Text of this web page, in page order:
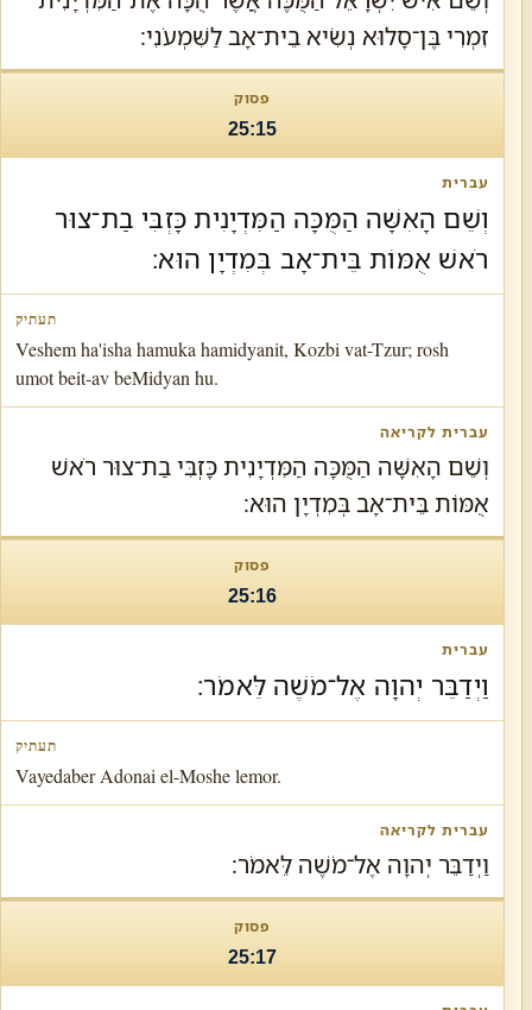
זִמְרִי בֶּן־סָלוּא נְשִׂיא בֵית־אָב לַשִּׁמְעֹנִי׃
25:15
וְשֵׁם הָאִשָּׁה הַמֻּכָּה הַמִּדְיָנִית כָּזְבִּי בַת־צוּר
רֹאשׁ אֻמּוֹת בֵּית־אָב בְּמִדְיָן הוּא׃
Veshem ha'isha hamuka hamidyanit, Kozbi vat-Tzur; rosh
umot beit-av beMidyan hu.
וְשֵׁם הָאִשָּׁה הַמֻּכָּה הַמִּדְיָנִית כָּזְבִּי בַת־צוּר רֹאשׁ
אֻמּוֹת בֵּית־אָב בְּמִדְיָן הוּא׃
25:16
וַיְדַבֵּר יְהוָה אֶל־מֹשֶׁה לֵּאמֹר׃
Vayedaber Adonai el-Moshe lemor.
וַיְדַבֵּר יְהוָה אֶל־מֹשֶׁה לֵּאמֹר׃
25:17